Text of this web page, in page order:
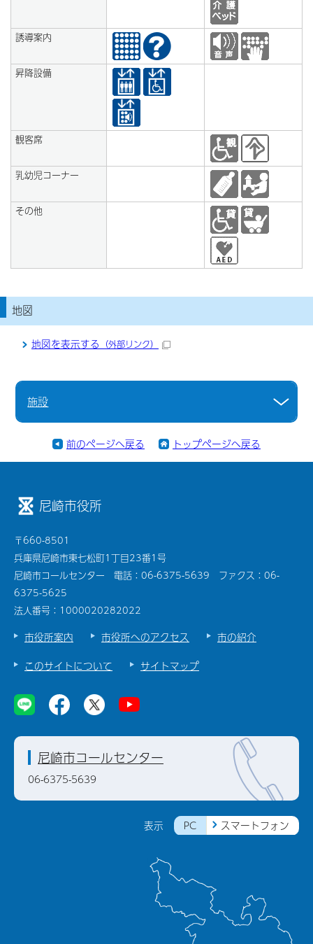
誘導案内
昇降設備
観客席
乳幼児コーナー
その他
地図
地図を表示する （外部リンク）
施設
前のページへ戻る トップページへ戻る
尼崎市役所
〒660-8501
兵庫県尼崎市東七松町1丁目23番1号
尼崎市コールセンター 電話：06-6375-5639 ファクス：06-
6375-5625
法人番号：1000020282022
市役所案内 市役所へのアクセス
市の紹介
このサイトについて
サイトマップ
表示 PC スマートフォン
尼崎市コールセンター
06-6375-5639